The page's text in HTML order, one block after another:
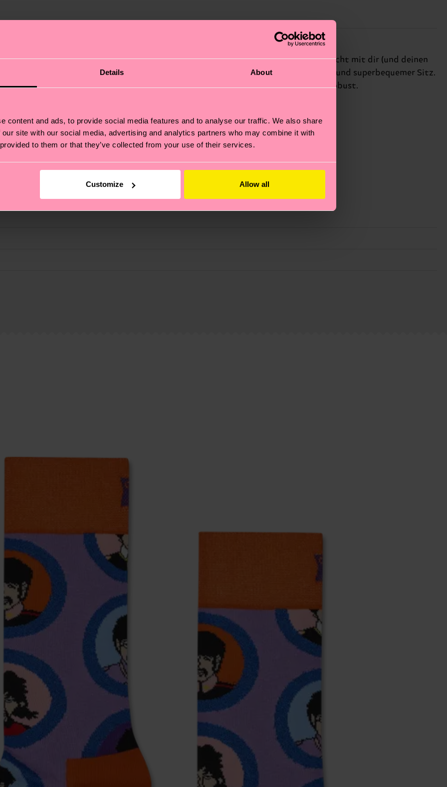
Details About
content and ads, to provide social media features and to analyse our traffic. We also share
site with our social media, advertising and analytics partners who may combine it with
to them or that they’ve collected from your use of their services.
Customize Allow all
Hommage an Din Djarin™, den legendären Mandalorianer! Zeig allen, dass die Macht mit dir (und deinen
und vollgepackt mit coolen Details: Rippenstrick, stützendes Fußgewölbe und superbequemer Sitz.
Spitze bleibst du bereit für jedes Abenteuer – galaktisch stylisch und maximal robust.
– es geht auch um eine ethische Lieferkette, die Reduzierung von Emissionen, die richtige Pflege von